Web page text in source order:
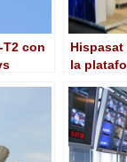
T2 con
Hispasat
la